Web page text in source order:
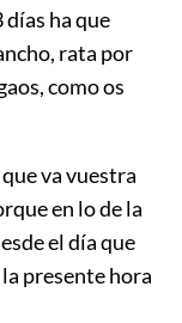
días ha que
rata por
como os
va vuestra
en lo de la
el día que
presente hora